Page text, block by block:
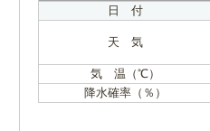
日 付
天 気
気 温（℃）
降水確率（％）